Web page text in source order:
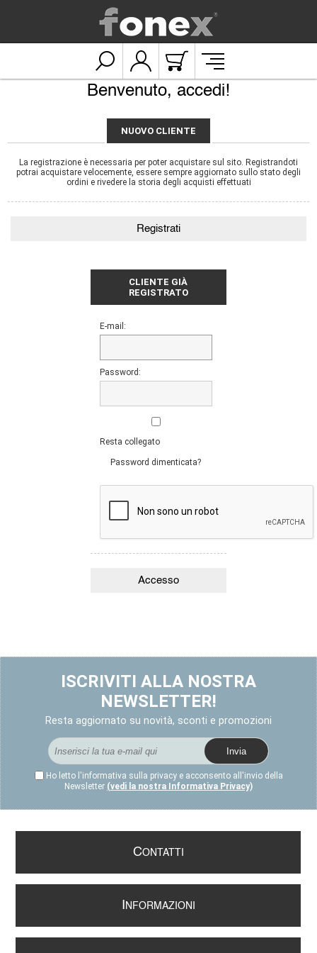
Benvenuto, accedi!
NUOVO CLIENTE
La registrazione è necessaria per poter acquistare sul sito. Registrandoti
potrai acquistare velocemente, essere sempre aggiornato sullo stato degli
ordini e rivedere la storia degli acquisti effettuati
CLIENTE GIÀ
REGISTRATO
E-mail:
Password:
Resta collegato
Password dimenticata?
ISCRIVITI ALLA NOSTRA
NEWSLETTER!
Resta aggiornato su novità, sconti e promozioni
Ho letto l'informativa sulla privacy e acconsento all'invio della
Newsletter (vedi la nostra Informativa Privacy)
CONTATTI
NFORMAZIONI